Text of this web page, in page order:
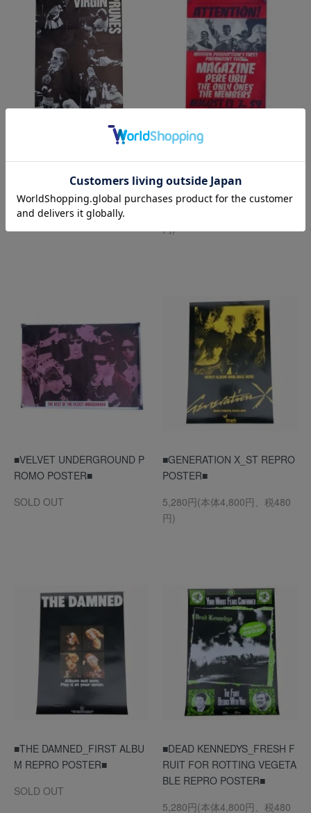
SOLD OUT
GIG POSTER■
円)
■VELVET UNDERGROUND P
ROMO POSTER■
SOLD OUT
■GENERATION X_ST REPRO
POSTER■
5,280円(本体4,800円、税480
円)
■THE DAMNED_FIRST ALBU
M REPRO POSTER■
SOLD OUT
■DEAD KENNEDYS_FRESH F
RUIT FOR ROTTING VEGETA
BLE REPRO POSTER■
5,280円(本体4,800円、税480